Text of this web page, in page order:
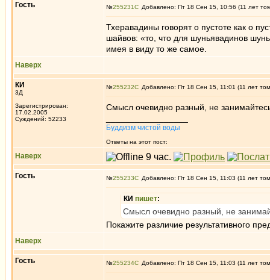
Гость №255231 Добавлено: Пт 18 Сен 15, 10:56 (11 лет
Тхеравадины говорят о пустоте как о
шайвов: «то, что для шуньявадинов
имея в виду то же самое.
Наверх
КИ
3Д
Зарегистрирован:
17.02.2005
Суждений: 52233
№255232 Добавлено: Пт 18 Сен 15, 11:01 (11 лет
Смысл очевидно разный, не
Буддизм чистой воды
Ответы на этот пост:
Наверх
Гость №255233 Добавлено: Пт 18 Сен 15, 11:03 (11 лет
КИ пишет:
Смысл очевидно разный, не
Покажите различие результативного
Наверх
Гость №255234 Добавлено: Пт 18 Сен 15, 11:03 (11 лет